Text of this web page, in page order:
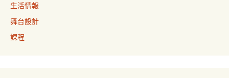
生活情報
舞台設計
課程